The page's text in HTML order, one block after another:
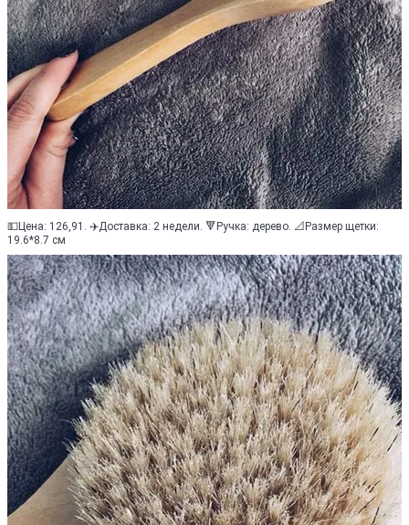
💵Цена: 126,91. ✈️Доставка: 2 недели. 🔻Ручка: дерево. 📐Размер щетки:
19.6*8.7 см